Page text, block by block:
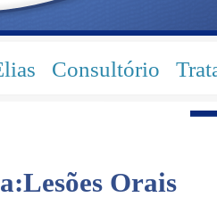
Consultório
Orais